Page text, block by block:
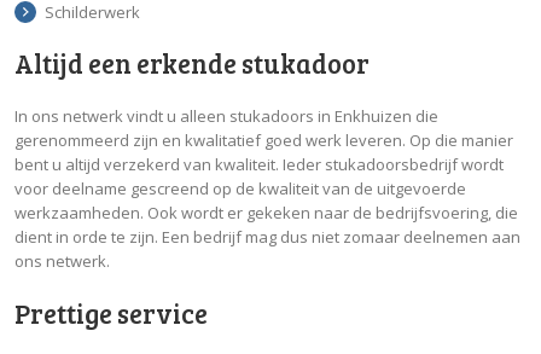
Schilderwerk
Altijd een erkende stukadoor
In ons netwerk vindt u alleen stukadoors in Enkhuizen die
gerenommeerd zijn en kwalitatief goed werk leveren. Op die manier
bent u altijd verzekerd van kwaliteit. Ieder stukadoorsbedrijf wordt
voor deelname gescreend op de kwaliteit van de uitgevoerde
werkzaamheden. Ook wordt er gekeken naar de bedrijfsvoering, die
dient in orde te zijn. Een bedrijf mag dus niet zomaar deelnemen aan
ons netwerk.
Prettige service